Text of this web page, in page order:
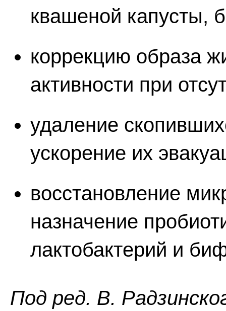
квашеной капусты,
коррекцию образа
активности при
удаление
ускорение их
восстановление
назначение
лактобактерий и
Пoд peд. В.